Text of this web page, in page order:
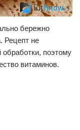
бережно
Рецепт не
обработки, поэтому
витаминов.